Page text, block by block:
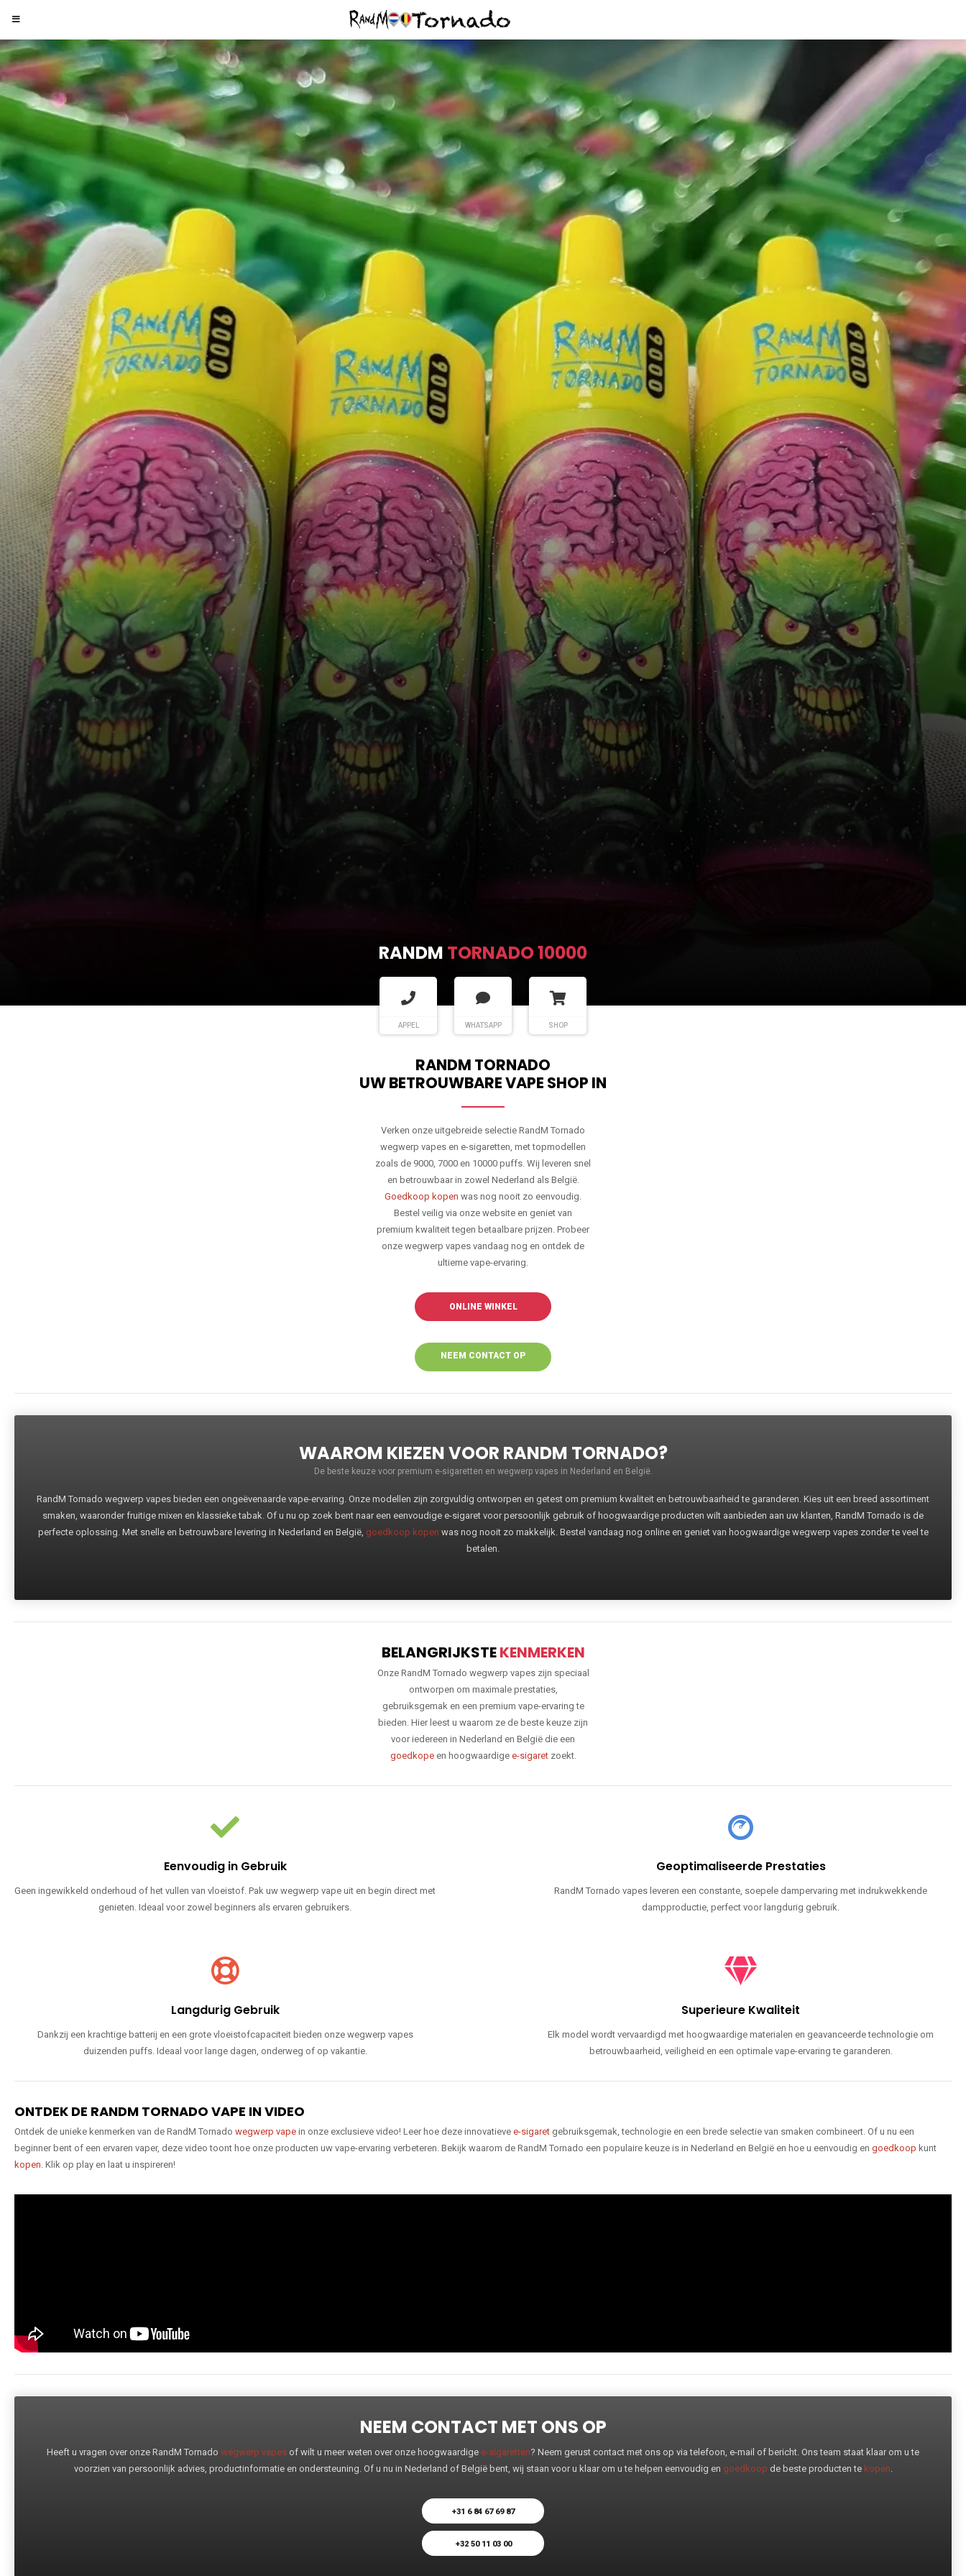
RANDM TORNADO 10000
APPEL WHATSAPP SHOP
RANDM TORNADO
UW BETROUWBARE VAPE SHOP IN
Verken onze uitgebreide selectie RandM Tornado
wegwerp vapes en e-sigaretten, met topmodellen
zoals de 9000, 7000 en 10000 puffs. Wij leveren snel
en betrouwbaar in zowel Nederland als België.
Goedkoop kopen was nog nooit zo eenvoudig.
Bestel veilig via onze website en geniet van
premium kwaliteit tegen betaalbare prijzen. Probeer
onze wegwerp vapes vandaag nog en ontdek de
ultieme vape-ervaring.
ONLINE WINKEL
NEEM CONTACT OP
WAAROM KIEZEN VOOR RANDM TORNADO?
De beste keuze voor premium e-sigaretten en wegwerp vapes in Nederland en België.
RandM Tornado wegwerp vapes bieden een ongeëvenaarde vape-ervaring. Onze modellen zijn zorgvuldig ontworpen en getest om premium kwaliteit en betrouwbaarheid te garanderen. Kies uit een breed assortiment
smaken, waaronder fruitige mixen en klassieke tabak. Of u nu op zoek bent naar een eenvoudige e-sigaret voor persoonlijk gebruik of hoogwaardige producten wilt aanbieden aan uw klanten, RandM Tornado is de
perfecte oplossing. Met snelle en betrouwbare levering in Nederland en België, goedkoop kopen was nog nooit zo makkelijk. Bestel vandaag nog online en geniet van hoogwaardige wegwerp vapes zonder te veel te
betalen.
BELANGRIJKSTEKENMERKEN
Onze RandM Tornado wegwerp vapes zijn speciaal
ontworpen om maximale prestaties,
gebruiksgemak en een premium vape-ervaring te
bieden. Hier leest u waarom ze de beste keuze zijn
voor iedereen in Nederland en België die een
goedkopeen hoogwaardige e-sigaretzoekt.
Eenvoudig in Gebruik
Geen ingewikkeld onderhoud of het vullen van vloeistof. Pak uw wegwerp vape uit en begin direct met
genieten. Ideaal voor zowel beginners als ervaren gebruikers.
Geoptimaliseerde Prestaties
RandM Tornado vapes leveren een constante, soepele dampervaring met indrukwekkende
dampproductie, perfect voor langdurig gebruik.
Langdurig Gebruik
Dankzij een krachtige batterij en een grote vloeistofcapaciteit bieden onze wegwerp vapes
duizenden puffs. Ideaal voor lange dagen, onderweg of op vakantie.
Superieure Kwaliteit
Elk model wordt vervaardigd met hoogwaardige materialen en geavanceerde technologie om
betrouwbaarheid, veiligheid en een optimale vape-ervaring te garanderen.
ONTDEK DE RANDM TORNADO VAPE IN VIDEO
Ontdek de unieke kenmerken van de RandM Tornado wegwerp vape in onze exclusieve video! Leer hoe deze innovatieve e-sigaret gebruiksgemak, technologie en een brede selectie van smaken combineert. Of u nu een
beginner bent of een ervaren vaper, deze video toont hoe onze producten uw vape-ervaring verbeteren. Bekijk waarom de RandM Tornado een populaire keuze is in Nederland en België en hoe u eenvoudig en goedkoop kunt
kopen. Klik op play en laat u inspireren!
NEEM CONTACT MET ONS OP
Heeft u vragen over onze RandM Tornado wegwerp vapes of wilt u meer weten over onze hoogwaardige e-sigaretten? Neem gerust contact met ons op via telefoon, e-mail of bericht. Ons team staat klaar om u te
voorzien van persoonlijk advies, productinformatie en ondersteuning. Of u nu in Nederland of België bent, wij staan voor u klaar om u te helpen eenvoudig en goedkoop de beste producten te kopen.
+31 6 84 67 69 87
+32 50 11 03 00